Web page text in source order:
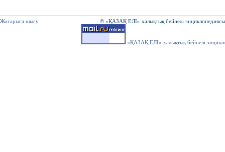
Жоғарыға шығу © «ҚАЗАҚ ЕЛІ» халықтық бейнелі
«ҚАЗАҚ ЕЛІ» халықтық бейнелі